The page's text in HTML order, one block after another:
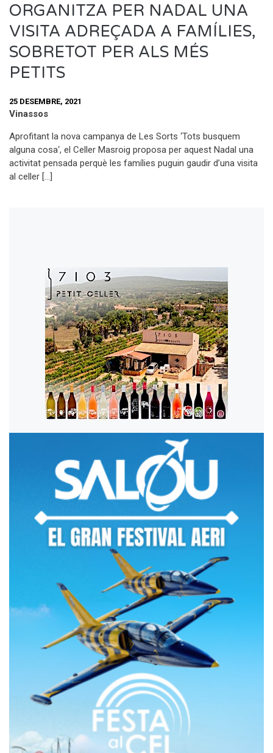
ORGANITZA PER NADAL UNA
VISITA ADREÇADA A FAMÍLIES,
SOBRETOT PER ALS MÉS
PETITS
25 DESEMBRE, 2021
Vinassos
Aprofitant la nova campanya de Les Sorts ‘Tots busquem
alguna cosa‘, el Celler Masroig proposa per aquest Nadal una
activitat pensada perquè les famílies puguin gaudir d’una visita
al celler […]